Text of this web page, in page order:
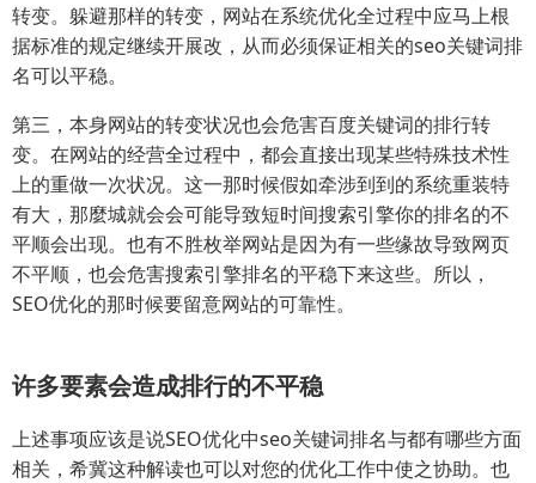
转变。躲避那样的转变，网站在系统优化全过程中应马上根
据标准的规定继续开展改，从而必须保证相关的seo关键词排
名可以平稳。
第三，本身网站的转变状况也会危害百度关键词的排行转
变。在网站的经营全过程中，都会直接出现某些特殊技术性
上的重做一次状况。这一那时候假如牵涉到到的系统重装特
有大，那麼城就会会可能导致短时间搜索引擎你的排名的不
平顺会出现。也有不胜枚举网站是因为有一些缘故导致网页
不平顺，也会危害搜索引擎排名的平稳下来这些。所以，
SEO优化的那时候要留意网站的可靠性。
许多要素会造成排行的不平稳
上述事项应该是说SEO优化中seo关键词排名与都有哪些方面
相关，希冀这种解读也可以对您的优化工作中使之协助。也